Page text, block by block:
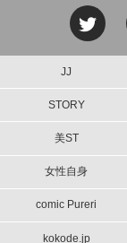
JJ
STORY
美ST
女性自身
comic Pureri
kokode.jp